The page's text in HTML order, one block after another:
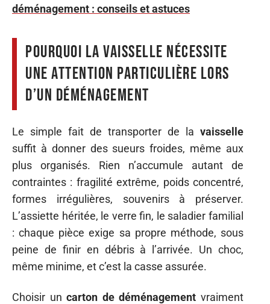
déménagement : conseils et astuces
Pourquoi la vaisselle nécessite
une attention particulière lors
d’un déménagement
Le simple fait de transporter de la vaisselle
suffit à donner des sueurs froides, même aux
plus organisés. Rien n’accumule autant de
contraintes : fragilité extrême, poids concentré,
formes irrégulières, souvenirs à préserver.
L’assiette héritée, le verre fin, le saladier familial
: chaque pièce exige sa propre méthode, sous
peine de finir en débris à l’arrivée. Un choc,
même minime, et c’est la casse assurée.
Choisir uncarton de déménagement vraiment